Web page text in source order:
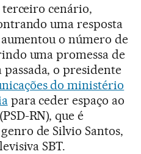
terceiro cenário,
uma resposta
o número de
uma promessa de
o presidente
do ministério
para ceder espaço ao
RN), que é
de Silvio Santos,
SBT.